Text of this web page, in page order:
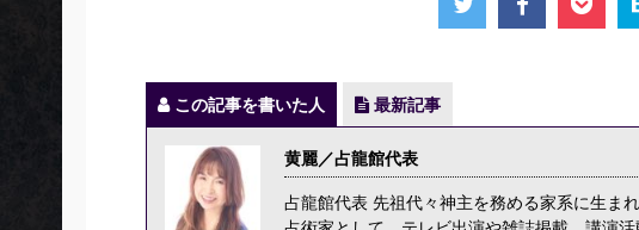
この記事を書いた人 最新記事
黄麗／占龍館代表
占龍館代表 先祖代々神主を務める家系に生ま